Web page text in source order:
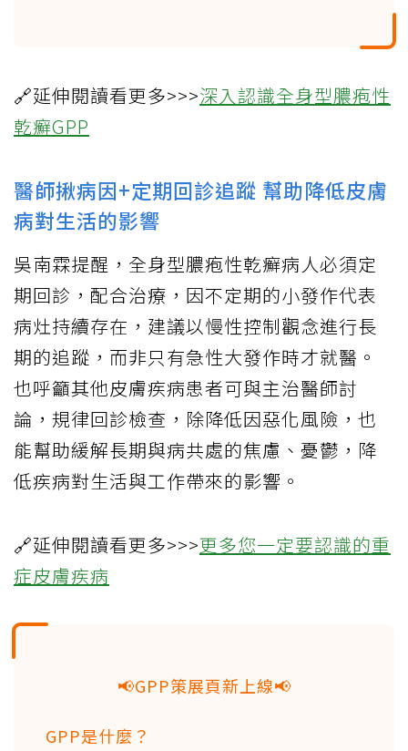
🔗延伸閱讀看更多>>>深入認識全身型膿疱性
乾癬GPP
醫師揪病因+定期回診追蹤 幫助降低皮膚
病對生活的影響
吳南霖提醒，全身型膿疱性乾癬病人必須定
期回診，配合治療，因不定期的小發作代表
病灶持續存在，建議以慢性控制觀念進行長
期的追蹤，而非只有急性大發作時才就醫。
也呼籲其他皮膚疾病患者可與主治醫師討
論，規律回診檢查，除降低因惡化風險，也
能幫助緩解長期與病共處的焦慮、憂鬱，降
低疾病對生活與工作帶來的影響。
🔗延伸閱讀看更多>>>更多您一定要認識的重
症皮膚疾病
📢GPP策展頁新上線📢
GPP是什麼？